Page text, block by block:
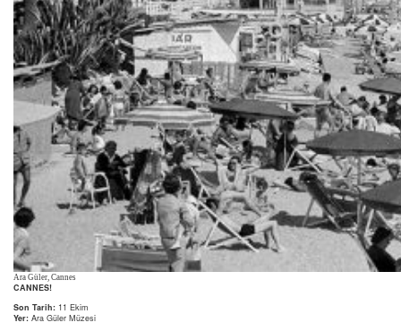
Ara Güler, Cannes
CANNES!
Son Tarih: 11 Ekim
Yer: Ara Güler Müzesi